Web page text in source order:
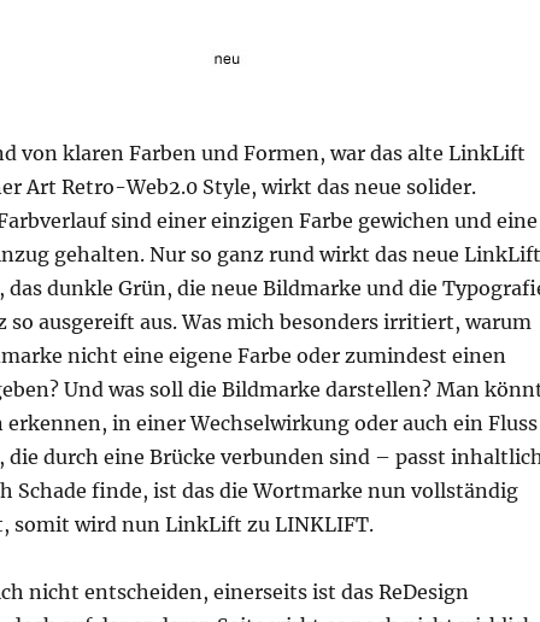
von klaren Farben und Formen, war das alte LinkLift
Art Retro-Web2.0 Style, wirkt das neue solider.
sind einer einzigen Farbe gewichen und eine
gehalten. Nur so ganz rund wirkt das neue LinkLift
dunkle Grün, die neue Bildmarke und die
so ausgereift aus. Was mich besonders irritiert, warum
nicht eine eigene Farbe oder zumindest einen
Und was soll die Bildmarke darstellen? Man
in einer Wechselwirkung oder auch ein Fluss
die durch eine Brücke verbunden sind – passt
Schade finde, ist das die Wortmarke nun vollständig
somit wird nun LinkLift zu LINKLIFT.
nicht entscheiden, einerseits ist das ReDesign